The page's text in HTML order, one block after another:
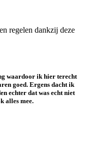
regelen dankzij deze
waardoor ik hier terecht
goed. Ergens dacht ik
echter dat was echt niet
alles mee.